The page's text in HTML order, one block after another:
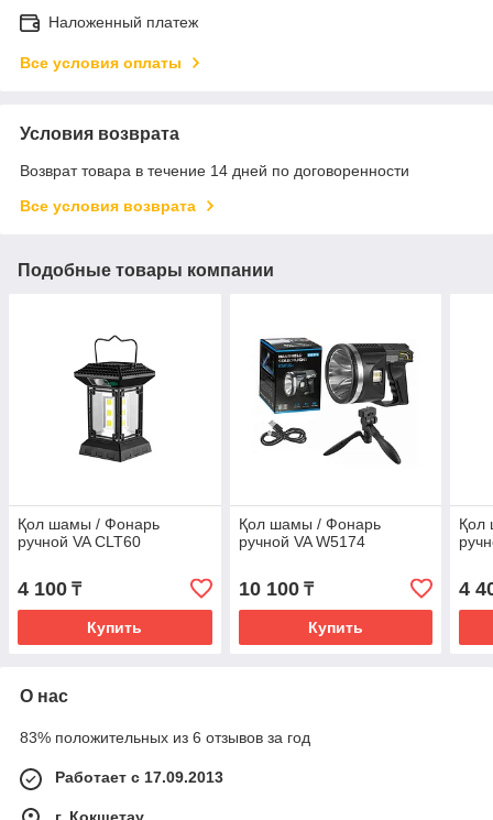
Наложенный платеж
Все условия оплаты
Условия возврата
Возврат товара в течение 14 дней по договоренности
Все условия возврата
Подобные товары компании
Қол шамы / Фонарь
ручной VA CLT60
4 100 ₸
Купить
Қол шамы / Фонарь
ручной VA W5174
10 100₸
Купить
Қол
4
О нас
83% положительных из 6 отзывов за год
Работает с 17.09.2013